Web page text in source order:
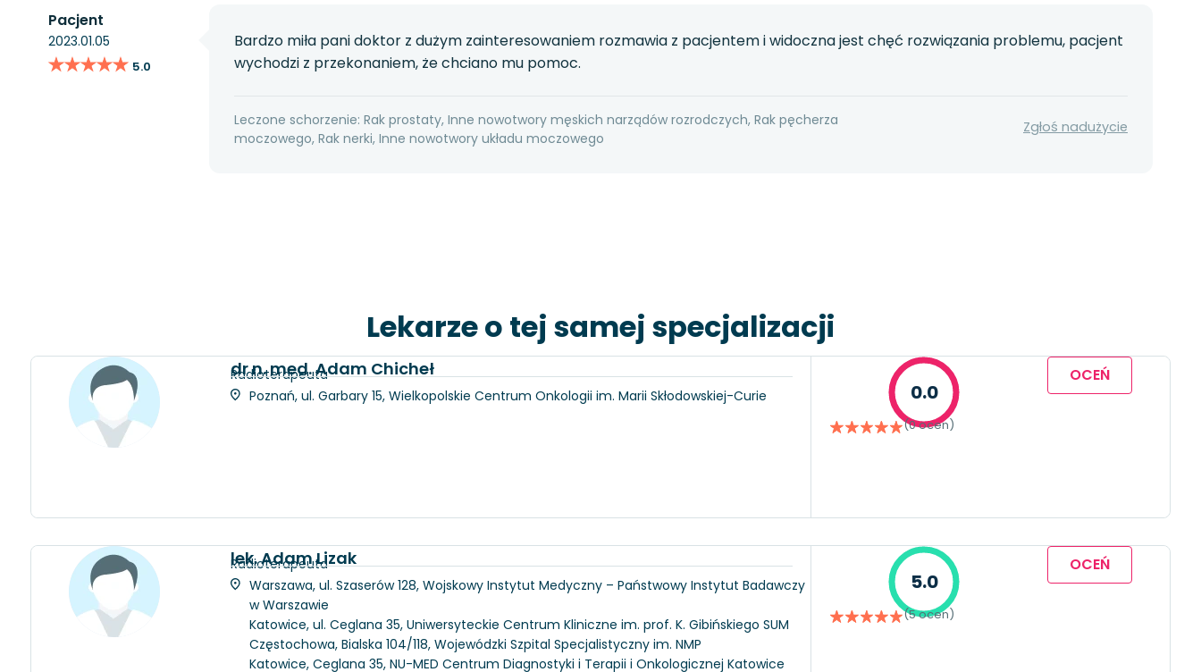
Pacjent
2023.01.05
★★★★★
★★★★★ 5.0
Bardzo miła pani doktor z dużym zainteresowaniem rozmawia z pacjentem i widoczna jest chęć rozwiązania problemu, pacjent
wychodzi z przekonaniem, że chciano mu pomoc.
Leczone schorzenie: Rak prostaty, Inne nowotwory męskich narządów rozrodczych, Rak pęcherza
moczowego, Rak nerki, Inne nowotwory układu moczowego
Zgłoś nadużycie
Lekarze o tej samej specjalizacji
dr n. med. Adam Chicheł
Radioterapeuta
Poznań, ul. Garbary 15, Wielkopolskie Centrum Onkologii im. Marii Skłodowskiej-Curie
0.0
(0 ocen)
OCEŃ
lek. Adam Lizak
Radioterapeuta
Warszawa, ul. Szaserów 128, Wojskowy Instytut Medyczny – Państwowy Instytut Badawczy
w Warszawie
Katowice, ul. Ceglana 35, Uniwersyteckie Centrum Kliniczne im. prof. K. Gibińskiego SUM
Częstochowa, Bialska 104/118, Wojewódzki Szpital Specjalistyczny im. NMP
Katowice, Ceglana 35, NU-MED Centrum Diagnostyki i Terapii i Onkologicznej Katowice
5.0
(5 ocen)
OCEŃ